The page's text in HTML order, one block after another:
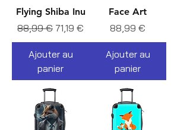
Flying Shiba Inu
Prix original
88,99 € Prix promotionnel
71,19 €
Ajouter au
panier
Face Art
Prix
88,99 €
Ajouter au
panier